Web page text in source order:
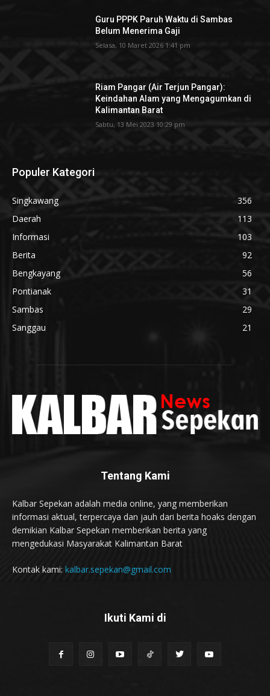
Guru PPPK Paruh Waktu di Sambas
Belum Menerima Gaji
Selasa, 10 Maret 2026 1:41 pm
Riam Pangar (Air Terjun Pangar):
Keindahan Alam yang Mengagumkan di
Kalimantan Barat
Sabtu, 13 Mei 2023 10:29 pm
Populer Kategori
Singkawang
356
Daerah
113
Informasi
103
Berita
92
Bengkayang
56
Pontianak
31
Sambas
29
Sanggau
21
Tentang Kami
Kalbar Sepekan adalah media online, yang memberikan
informasi aktual, terpercaya dan jauh dari berita hoaks dengan
demikian Kalbar Sepekan memberikan berita yang
mengedukasi Masyarakat Kalimantan Barat
Kontak kami: kalbar.sepekan@gmail.com
Ikuti Kami di